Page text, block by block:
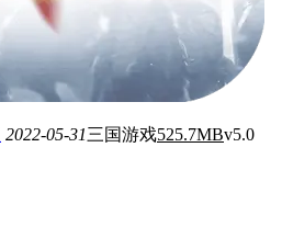
2022-05-31三国游戏525.7MBv5.0